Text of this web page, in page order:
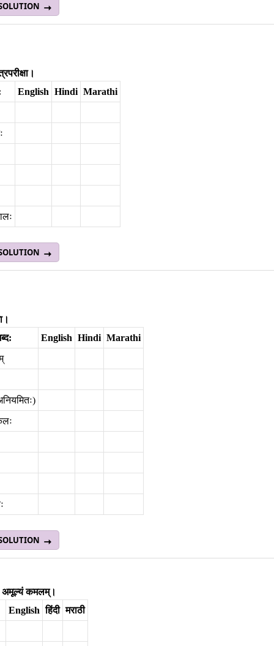
English Hindi Marathi
English Hindi Marathi
अमूल्यं कमलम्‌।
English हिंदी मराठी